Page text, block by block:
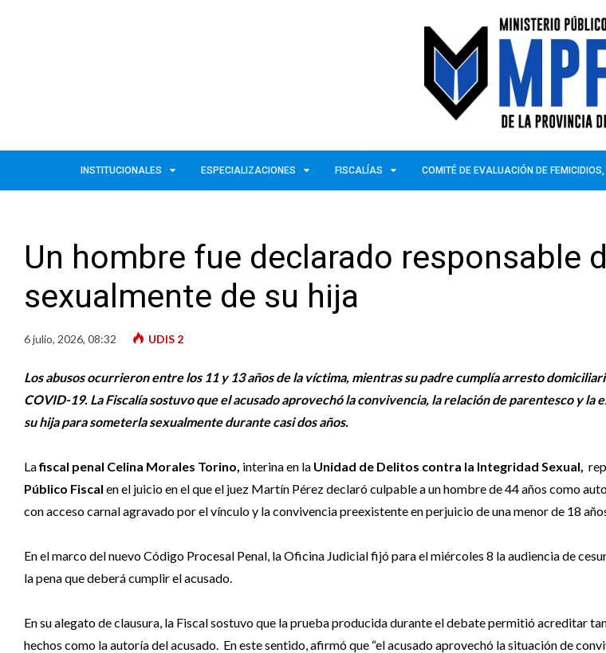
INSTITUCIONALES ESPECIALIZACIONES FISCALÍAS COMITÉ DE EVALUACIÓN DE
Un hombre fue declarado responsable
sexualmente de su hija
6 julio, 2026, 08:32 UDIS 2
Los abusos ocurrieron entre los 11 y 13 años de la víctima, mientras su padre cumplía arresto
COVID-19. La Fiscalía sostuvo que el acusado aprovechó la convivencia, la relación de parentesco y la
su hija para someterla sexualmente durante casi dos años.
Lafiscal penal Celina Morales Torino, interina en la Unidad de Delitos contra la Integridad Sexual,
Público Fiscal en el juicio en el que el juez Martín Pérez declaró culpable a un hombre de 44 años como
con acceso carnal agravado por el vínculo y la convivencia preexistente en perjuicio de una menor de 18
En el marco del nuevo Código Procesal Penal, la Oficina Judicial fijó para el miércoles 8 la audiencia de
la pena que deberá cumplir el acusado.
En su alegato de clausura, la Fiscal sostuvo que la prueba producida durante el debate permitió acreditar
hechos como la autoría del acusado. En este sentido, afirmó que “el acusado aprovechó la situación de